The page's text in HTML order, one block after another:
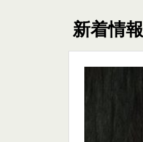
新着情報